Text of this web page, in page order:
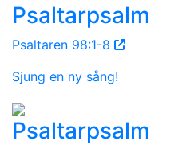
Psaltarpsalm
Psaltaren 98:1-8
Sjung en ny sång!
Psaltarpsalm